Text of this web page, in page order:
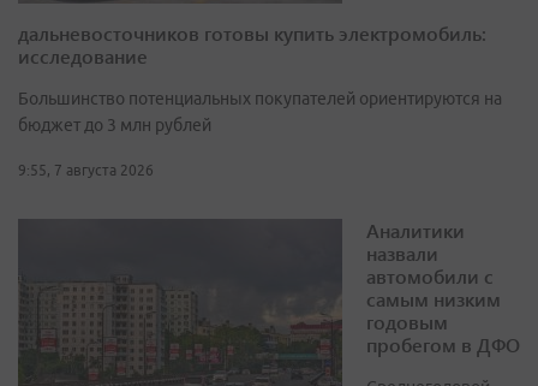
дальневосточников готовы купить электромобиль:
исследование
Большинство потенциальных покупателей ориентируются на
бюджет до 3 млн рублей
9:55, 7 августа 2026
Аналитики
назвали
автомобили с
самым низким
годовым
пробегом в ДФО